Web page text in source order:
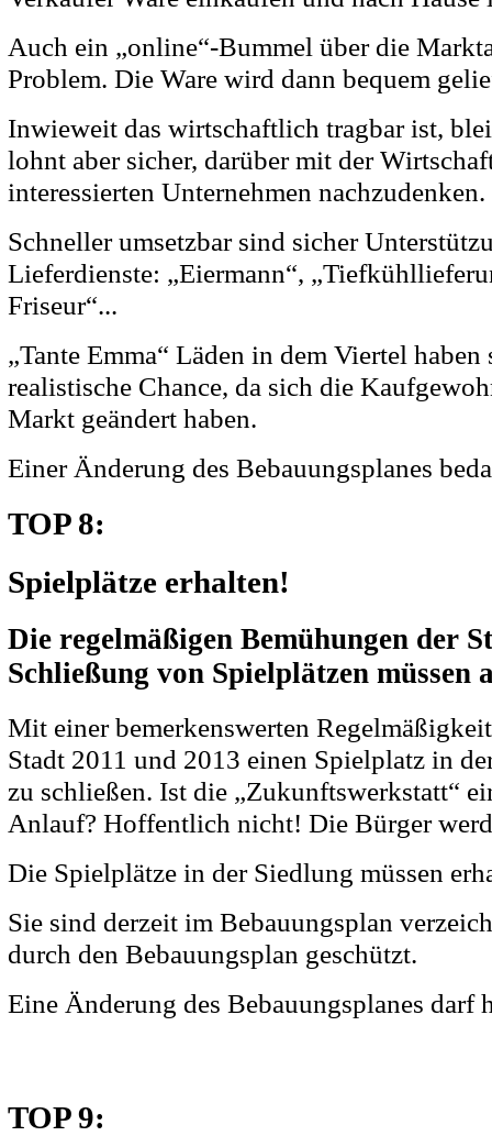
Auch ein „online“-Bummel über die
Problem. Die Ware wird dann bequem
Inwieweit das wirtschaftlich tragbar ist,
lohnt aber sicher, darüber mit der
interessierten Unternehmen nachzudenken.
Schneller umsetzbar sind sicher
Lieferdienste: „Eiermann“,
Friseur“...
„Tante Emma“ Läden in dem Viertel
realistische Chance, da sich die
Markt geändert haben.
Einer Änderung des Bebauungsplanes
TOP 8:
Spielplätze erhalten!
Die regelmäßigen Bemühungen der
Schließung von Spielplätzen müssen
Mit einer bemerkenswerten
Stadt 2011 und 2013 einen Spielplatz in
zu schließen. Ist die „Zukunftswerkstatt“
Anlauf? Hoffentlich nicht! Die Bürger
Die Spielplätze in der Siedlung müssen
Sie sind derzeit im Bebauungsplan
durch den Bebauungsplan geschützt.
Eine Änderung des Bebauungsplanes darf
TOP 9: